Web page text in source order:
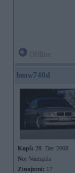
bmw740d
Kopš: 28. Dec 2008
No: Ventspils
Ziņojumi: 17